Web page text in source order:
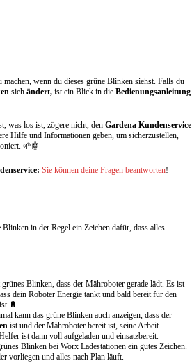
wenn du dieses grüne Blinken siehst. Falls du
sich ändert, ist ein Blick in die Bedienungsanleitung
was los ist, zögere nicht, den Gardena Kundenservice
Hilfe und Informationen geben, um sicherzustellen,
🌱🤖
Sie können deine Fragen beantworten!
in der Regel ein Zeichen dafür, dass alles
grünes Blinken, dass der Mähroboter gerade lädt. Es ist
dein Roboter Energie tankt und bald bereit für den
kann das grüne Blinken auch anzeigen, dass der
ist und der Mähroboter bereit ist, seine Arbeit
ist dann voll aufgeladen und einsatzbereit.
Blinken bei Worx Ladestationen ein gutes Zeichen.
vorliegen und alles nach Plan läuft.